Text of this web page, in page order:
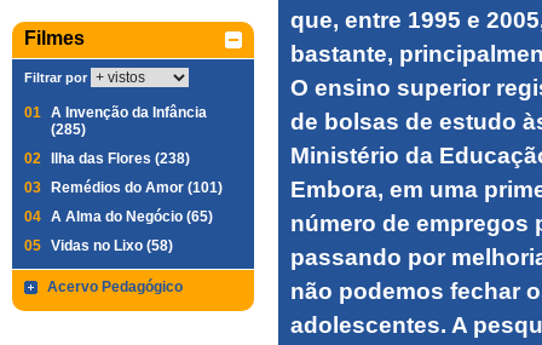
Filmes
Filtrar por
01 A Invenção da Infância
(285)
02
Ilha das Flores (238)
03
Remédios do Amor (101)
04 A Alma do Negócio (65)
05 Vidas no Lixo (58)
Acervo Pedagógico
que, entre 1995 e
bastante,
O ensino superior
de bolsas de estudo
Ministério da
Embora, em uma
número de empregos
passando por
não podemos fechar
adolescentes. A